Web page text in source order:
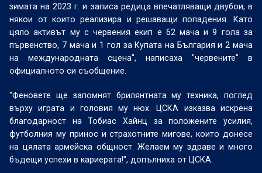
зимата на 2023 г. и записа редица впечатляващи двубои, в
някои от които реализира и решаващи попадения. Като
цяло активът му с червения екип е 62 мача и 9 гола за
първенство, 7 мача и 1 гол за Купата на България и 2 мача
на международната сцена", написаха "червените" в
официалното си съобщение.
"Феновете ще запомнят брилянтната му техника, поглед
върху играта и головия му нюх. ЦСКА изказва искрена
благодарност на Тобиас Хайнц за положените усилия,
футболния му принос и страхотните мигове, които донесе
на цялата армейска общност. Желаем му здраве и много
бъдещи успехи в кариерата!", допълниха от ЦСКА.